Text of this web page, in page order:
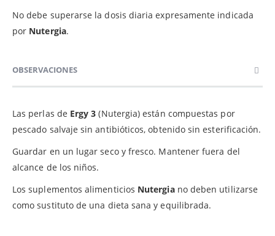
No debe superarse la dosis diaria expresamente indicada
por Nutergia.
OBSERVACIONES
Las perlas de Ergy 3 (Nutergia) están compuestas por
pescado salvaje sin antibióticos, obtenido sin esterificación.
Guardar en un lugar seco y fresco. Mantener fuera del
alcance de los niños.
Los suplementos alimenticios Nutergiano deben utilizarse
como sustituto de una dieta sana y equilibrada.